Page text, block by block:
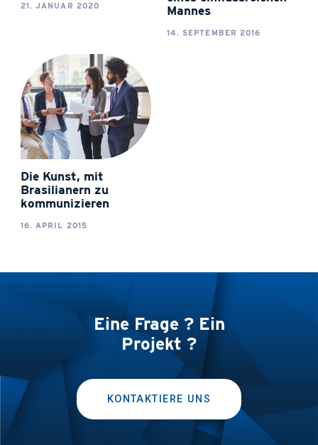
21. JANUAR 2020
Mannes
14. SEPTEMBER 2016
Die Kunst, mit
Brasilianern zu
kommunizieren
16. APRIL 2015
Eine Frage ? Ein
Projekt ?
KONTAKTIERE UNS